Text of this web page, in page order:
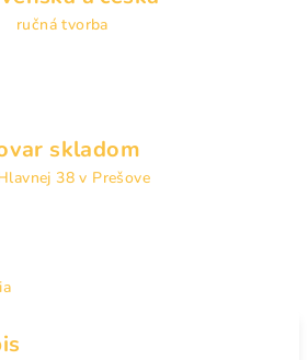
ručná tvorba
skladom
38 v Prešove